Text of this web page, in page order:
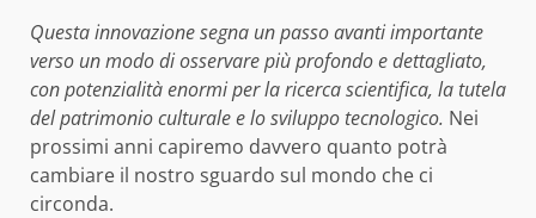
Questa innovazione segna un passo avanti importante
verso un modo di osservare più profondo e dettagliato,
con potenzialità enormi per la ricerca scientifica, la tutela
del patrimonio culturale e lo sviluppo tecnologico. Nei
prossimi anni capiremo davvero quanto potrà
cambiare il nostro sguardo sul mondo che ci
circonda.